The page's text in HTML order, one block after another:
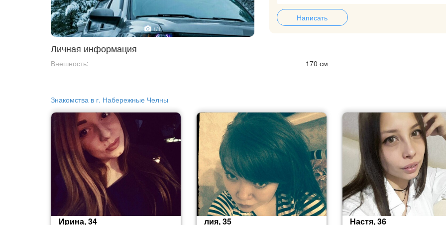
1/1
Написать
Личная информация
Внешность: 170 см
Знакомства в г. Набережные Челны
Ирина, 34 лия, 35 Настя, 36